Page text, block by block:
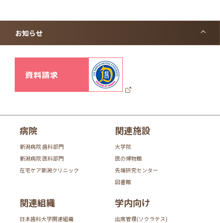
お知らせ
病院
新潟病院 歯科部門
新潟病院 医科部門
在宅ケア新潟クリニック
関連施設
大学院
医の博物館
先端研究センター
図書館
関連組織
日本歯科大学関連組織
学内向け
出席管理(ソクラテス)